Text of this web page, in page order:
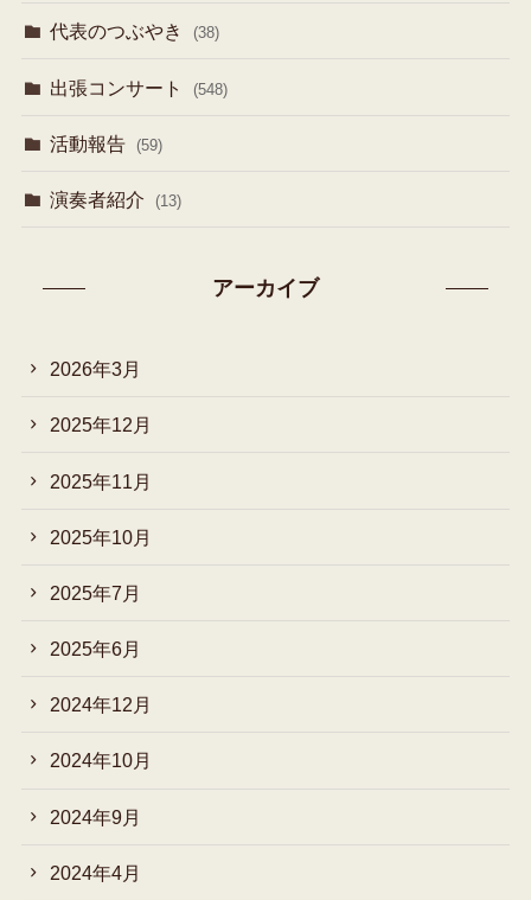
代表のつぶやき (38)
出張コンサート (548)
活動報告 (59)
演奏者紹介 (13)
アーカイブ
2026年3月
2025年12月
2025年11月
2025年10月
2025年7月
2025年6月
2024年12月
2024年10月
2024年9月
2024年4月